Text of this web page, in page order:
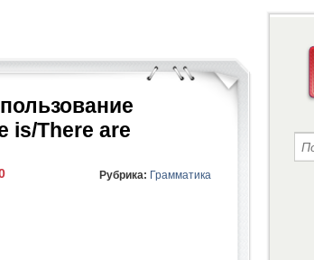
is/There are
Рубрика: Грамматика